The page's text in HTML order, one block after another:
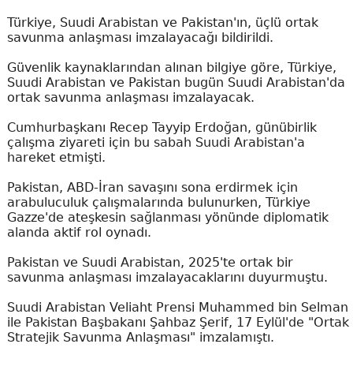
Türkiye, Suudi Arabistan ve Pakistan'ın, üçlü ortak
savunma anlaşması imzalayacağı bildirildi.
Güvenlik kaynaklarından alınan bilgiye göre, Türkiye,
Suudi Arabistan ve Pakistan bugün Suudi Arabistan'da
ortak savunma anlaşması imzalayacak.
Cumhurbaşkanı Recep Tayyip Erdoğan, günübirlik
çalışma ziyareti için bu sabah Suudi Arabistan'a
hareket etmişti.
Pakistan, ABD-İran savaşını sona erdirmek için
arabuluculuk çalışmalarında bulunurken, Türkiye
Gazze'de ateşkesin sağlanması yönünde diplomatik
alanda aktif rol oynadı.
Pakistan ve Suudi Arabistan, 2025'te ortak bir
savunma anlaşması imzalayacaklarını duyurmuştu.
Suudi Arabistan Veliaht Prensi Muhammed bin Selman
ile Pakistan Başbakanı Şahbaz Şerif, 17 Eylül'de "Ortak
Stratejik Savunma Anlaşması" imzalamıştı.